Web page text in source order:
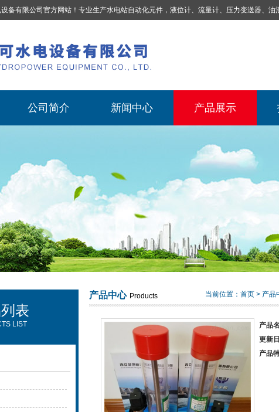
备有限公司官方网站！专业生产水电站自动化元件，液位计、流量计、压力变送器、油混水控制器、温度传感器、电磁阀球阀蝶阀、测速装置、位移变送器、油冷却器、自动补气装置、机械过速保护装置、排水控制柜、压油装置控制系统、液位集中控制系统、水力量测控制系统、水轮发电机
司
公司简介 新闻中心 产品展示
表
LIST
产品中心 Products 当前位置： 首页 > 产品
产品
更新
产品